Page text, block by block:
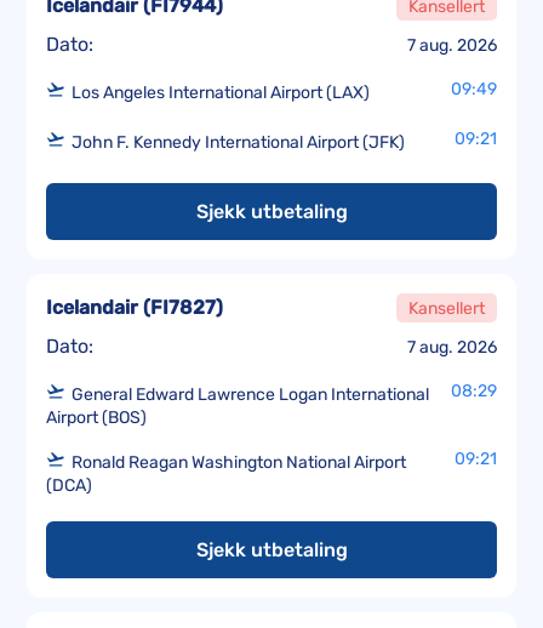
Dato: 7 aug. 2026
Icelandair(FI7944) Kansellert
Los Angeles International Airport (LAX) 09:49
John F. Kennedy International Airport (JFK) 09:21
Sjekk utbetaling
Dato: 7 aug. 2026
Icelandair(FI7827) Kansellert
General Edward Lawrence Logan International
Airport (BOS)
08:29
Ronald Reagan Washington National Airport
(DCA)
09:21
Sjekk utbetaling